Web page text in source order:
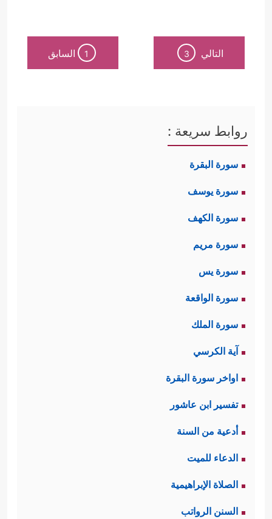
التالي 3
1 السابق
روابط سريعة :
سورة البقرة
سورة يوسف
سورة الكهف
سورة مريم
سورة يس
سورة الواقعة
سورة الملك
آية الكرسي
اواخر سورة البقرة
تفسير ابن عاشور
أدعية من السنة
الدعاء للميت
الصلاة الإبراهيمية
السنن الرواتب